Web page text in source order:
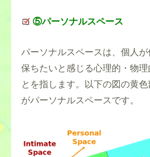
⑤パーソナルスペース
パーソナルスペースは、個人
保ちたいと感じる心理的・物理
とを指します。以下の図の黄
がパーソナルスペースです。